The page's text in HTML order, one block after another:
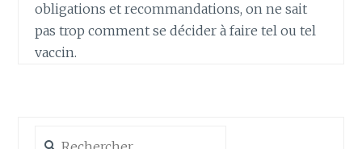
obligations et recommandations, on ne sait
pas trop comment se décider à faire tel ou tel
vaccin.